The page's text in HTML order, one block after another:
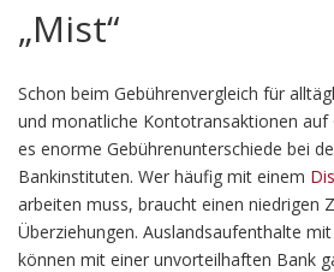
„Mist“
Schon beim Gebührenvergleich für
und monatliche Kontotransaktionen auf
es enorme Gebührenunterschiede bei
Bankinstituten. Wer häufig mit einem
arbeiten muss, braucht einen niedrigen
Überziehungen. Auslandsaufenthalte
können mit einer unvorteilhaften Bank